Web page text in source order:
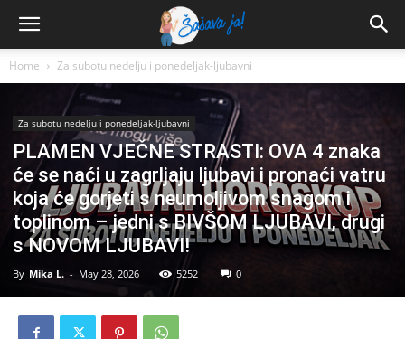
Home Za subotu nedelju i ponedeljak-ljubavni
Za subotu nedelju i ponedeljak-ljubavni
PLAMEN VJEČNE STRASTI: OVA 4 znaka
će se naći u zagrljaju ljubavi i pronaći vatru
koja će gorjeti s neumoljivom snagom i
toplinom – jedni s BIVŠOM LJUBAVI, drugi
s NOVOM LJUBAVI!
By Mika L. - May 28, 2026 5252 0